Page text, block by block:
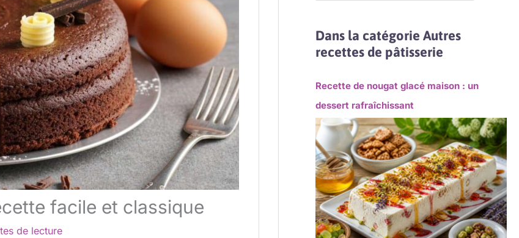
facile et classique
de lecture
Dans la catégorie Autres
recettes de pâtisserie
Recette de nougat glacé maison : un
dessert rafraîchissant